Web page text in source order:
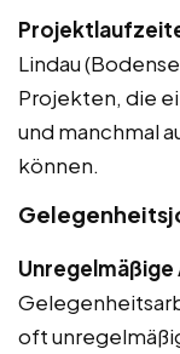
Lindau
Projekten, die
und manchmal
können.
oft